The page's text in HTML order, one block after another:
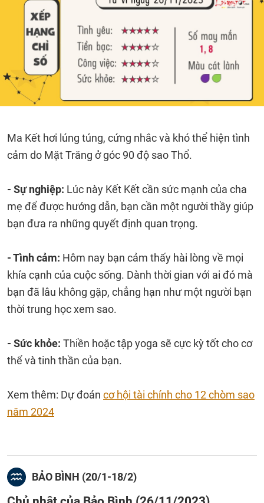
Ma Kết hơi lúng túng, cứng nhắc và khó thể hiện tình
cảm do Mặt Trăng ở góc 90 độ sao Thổ.
- Sự nghiệp: Lúc này Kết Kết cần sức mạnh của cha
mẹ để được hướng dẫn, bạn cần một người thầy giúp
bạn đưa ra những quyết định quan trọng.
- Tình cảm: Hôm nay bạn cảm thấy hài lòng về mọi
khía cạnh của cuộc sống. Dành thời gian với ai đó mà
bạn đã lâu không gặp, chẳng hạn như một người bạn
thời trung học xem sao.
- Sức khỏe: Thiền hoặc tập yoga sẽ cực kỳ tốt cho cơ
thể và tinh thần của bạn.
Xem thêm: Dự đoán cơ hội tài chính cho 12 chòm sao
năm 2024
BẢO BÌNH (20/1-18/2)